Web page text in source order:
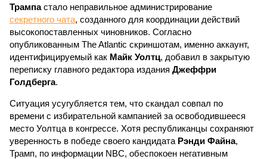
Трампастало неправильное администрирование
секретного чата, созданного для координации действий
высокопоставленных чиновников. Согласно
опубликованным The Atlantic скриншотам, именно аккаунт,
идентифицируемый как Майк Уолтц, добавил в закрытую
переписку главного редактора издания Джеффри
Голдберга.
Ситуация усугубляется тем, что скандал совпал по
времени с избирательной кампанией за освободившееся
место Уолтца в конгрессе. Хотя республиканцы сохраняют
уверенность в победе своего кандидата Рэнди Файна,
Трамп, по информации NBC, обеспокоен негативным